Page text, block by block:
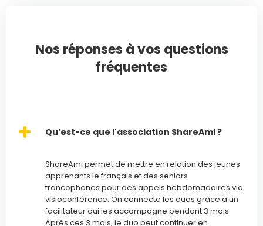
Nos réponses à vos questions
fréquentes
Qu’est-ce que l'association ShareAmi ?
ShareAmi permet de mettre en relation des jeunes
apprenants le français et des seniors
francophones pour des appels hebdomadaires via
visioconférence. On connecte les duos grâce à un
facilitateur qui les accompagne pendant 3 mois.
Après ces 3 mois, le duo peut continuer en